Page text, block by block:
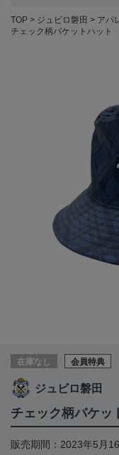
TOP ジュビロ磐田 アパ
チェック柄バケットハット
在庫なし 会員特典
ジュビロ磐田
チェック柄バケッ
販売期間：2023年5月